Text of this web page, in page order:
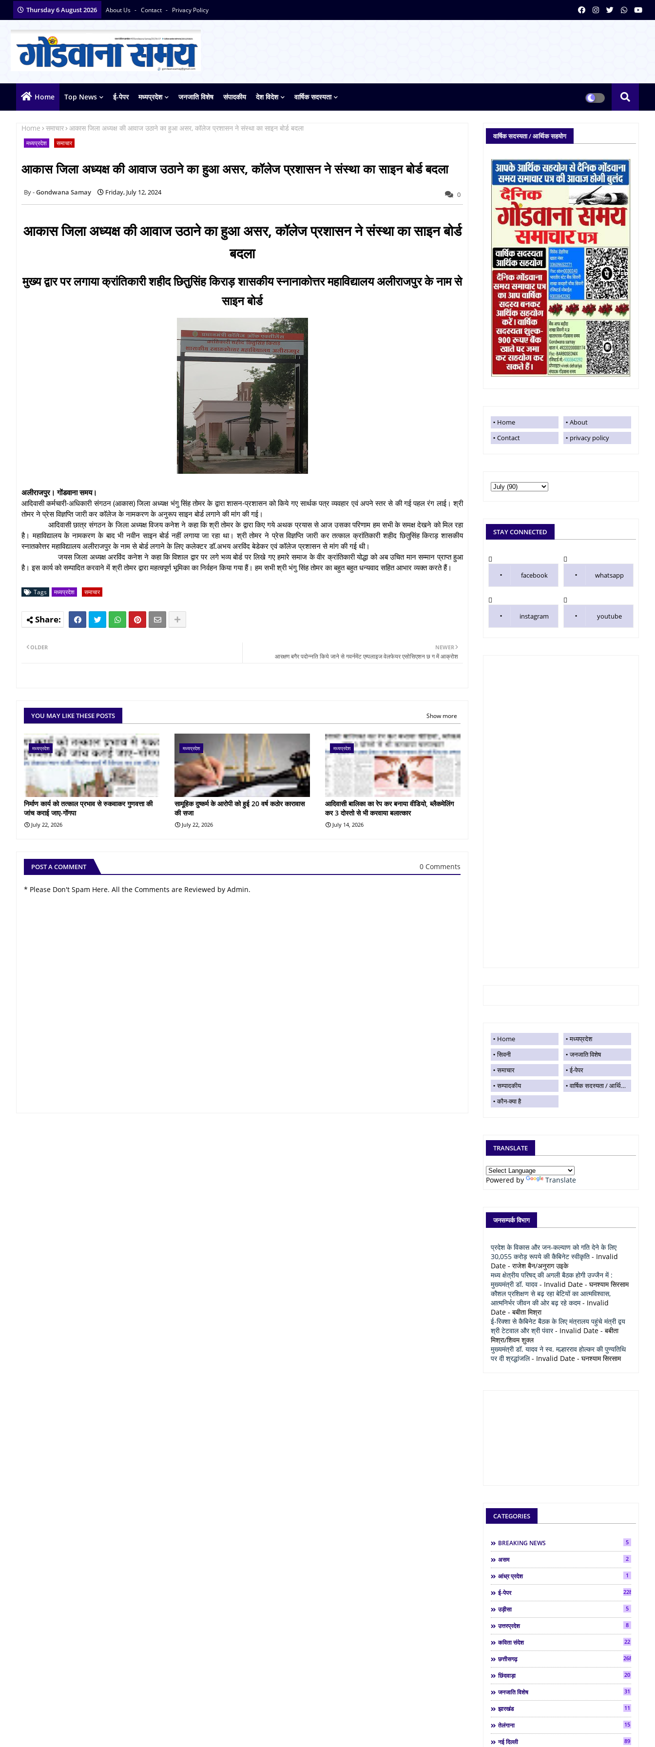
Thursday 6 August 2026 About Us Contact Privacy Policy
Home Top News ई-पेपर मध्यप्रदेश जनजाति विशेष संपादकीय देश विदेश वार्षिक सदस्यता
Home समाचार आकास जिला अध्यक्ष की आवाज उठाने का हुआ असर, कॉलेज प्रशासन ने संस्था का साइन बोर्ड बदला
मध्यप्रदेश समाचार
आकास जिला अध्यक्ष की आवाज उठाने का हुआ असर, कॉलेज प्रशासन ने संस्था का साइन बोर्ड बदला
Gondwana Samay Friday, July 12, 2024 0
आकास जिला अध्यक्ष की आवाज उठाने का हुआ असर, कॉलेज प्रशासन ने संस्था का साइन बोर्ड
बदला
मुख्य द्वार पर लगाया क्रांतिकारी शहीद छितुसिंह किराड़ शासकीय स्नानाकोत्तर महाविद्यालय अलीराजपुर के नाम से
साइन बोर्ड
अलीराजपुर। गोंडवाना समय।
आदिवासी कर्मचारी-अधिकारी संगठन (आकास) जिला अध्यक्ष भंगु सिंह तोमर के द्वारा शासन-प्रशासन को किये गए सार्थक पत्र व्यवहार एवं अपने स्तर से की गई पहल रंग लाई। श्री
तोमर ने प्रेस विज्ञप्ति जारी कर कॉलेज के नामकरण के अनुरूप साइन बोर्ड लगाने की मांग की गई।
आदिवासी छात्र संगठन के जिला अध्यक्ष विजय कनेश ने कहा कि श्री तोमर के द्वारा किए गये अथक प्रयास से आज उसका परिणाम हम सभी के समक्ष देखने को मिल रहा
है। महाविद्यालय के नामकरण के बाद भी नवीन साइन बोर्ड नहीं लगाया जा रहा था। श्री तोमर ने प्रेस विज्ञप्ति जारी कर तत्काल क्रांतिकारी शहीद छितुसिंह किराड़ शासकीय
स्नातकोत्तर महाविद्यालय अलीराजपुर के नाम से बोर्ड लगाने के लिए कलेक्टर डॉ.अभय अरविंद बेडेकर एवं कॉलेज प्रशासन से मांग की गई थी।
जयस जिला अध्यक्ष अरविंद कनेश ने कहा कि विशाल द्वार पर लगे भव्य बोर्ड पर लिखे गए हमारे समाज के वीर क्रांतिकारी योद्धा को अब उचित मान सम्मान प्राप्त हुआ
है। इस कार्य को सम्पादित करवाने में श्री तोमर द्वारा महत्वपूर्ण भूमिका का निर्वहन किया गया हैं। हम सभी श्री भंगु सिंह तोमर का बहुत बहुत धन्यवाद सहित आभार व्यक्त करते हैं।
Tags मध्यप्रदेश समाचार
NEWER
आरक्षण बगैर पदोन्नति किये जाने से गवर्नमेंट एम्पलाइज वेलफेयर एसोसिएशन छ ग में आक्रोश
OLDER
YOU MAY LIKE THESE POSTS Show more
मध्यप्रदेश
निर्माण कार्य को तत्काल प्रभाव से रुकवाकर गुणवत्ता की
जांच कराई जाए-गोंगपा
July 22, 2026
मध्यप्रदेश
सामूहिक दुष्कर्म के आरोपी को हुई 20 वर्ष कठोर कारावास
की सजा
July 22, 2026
मध्यप्रदेश
आदिवासी बालिका का रेप कर बनाया वीडियो, ब्लैकमेलिंग
कर 3 दोस्तो से भी करवाया बलात्कार
July 14, 2026
POST A COMMENT 0 Comments
* Please Don't Spam Here. All the Comments are Reviewed by Admin.
वार्षिक सदस्यता / आर्थिक सहयोग
Home
About
Contact
privacy policy
STAY CONNECTED
facebook whatsapp
instagram youtube
Home
मध्यप्रदेश
सिवनी
जनजाति विशेष
समाचार
ई-पेपर
सम्पादकीय
वार्षिक सदस्यता / आर्थिक सहयोग
कौन-क्या है
TRANSLATE
Powered by Translate
जनसम्पर्क विभाग
प्रदेश के विकास और जन-कल्याण को गति देने के लिए
30,055 करोड़ रूपये की कैबिनेट स्वीकृति - Invalid
Date - राजेश बैन/अनुराग उइके
मध्य क्षेत्रीय परिषद् की अगली बैठक होगी उज्जैन में :
मुख्यमंत्री डॉ. यादव - Invalid Date - घनश्याम सिरसाम
कौशल प्रशिक्षण से बढ़ रहा बेटियों का आत्मविश्वास,
आत्मनिर्भर जीवन की ओर बढ़ रहे कदम- Invalid
Date - बबीता मिश्रा
ई-रिक्शा से कैबिनेट बैठक के लिए मंत्रालय पहुंचे मंत्री द्वय
श्री टेटवाल और श्री पंवार- Invalid Date - बबीता
मिश्रा/शिवम शुक्ल
मुख्यमंत्री डॉ. यादव ने स्व. मल्हारराव होल्कर की पुण्यतिथि
पर दी श्रद्धांजलि- Invalid Date - घनश्याम सिरसाम
CATEGORIES
BREAKING NEWS 5
असम 2
आंध्र प्रदेश 1
ई-पेपर 2286
उड़ीसा 5
उत्तरप्रदेश 8
कविता संदेश 22
छत्तीसगढ़ 268
छिंदवाड़ा 20
जनजाति विशेष 31
झारखंड 11
तेलंगाना 15
नई दिल्ली 89